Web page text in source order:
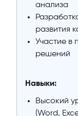
анализа
развития
Участие в
решений
Навыки:
Высокий
(Word,